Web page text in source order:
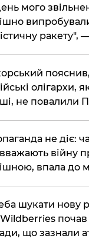
мого
ракету",
олігархи,
не повалили
не діє:
війну
впала до
шукати нову
почав
що зазнали